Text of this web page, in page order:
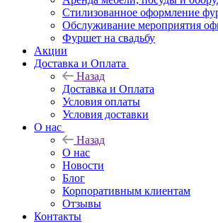
Стилизованное оформление
Обслуживание мероприятия
Фуршет на свадьбу
Акции
Доставка и Оплата
Назад
Доставка и Оплата
Условия оплаты
Условия доставки
О нас
Назад
О нас
Новости
Блог
Корпоративным клиентам
Отзывы
Контакты